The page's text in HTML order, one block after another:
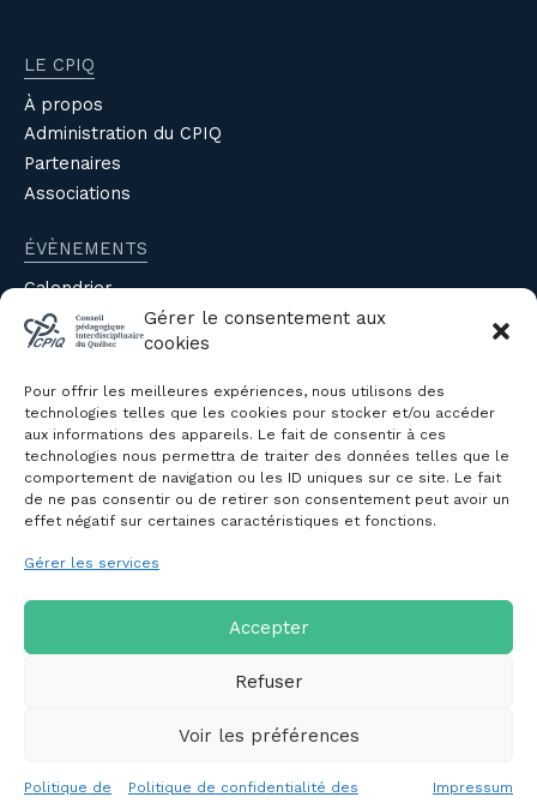
Gérer le consentement aux
cookies
Pour offrir les meilleures expériences, nous utilisons des
technologies telles que les cookies pour stocker et/ou accéder
aux informations des appareils. Le fait de consentir à ces
technologies nous permettra de traiter des données telles que le
comportement de navigation ou les ID uniques sur ce site. Le fait
de ne pas consentir ou de retirer son consentement peut avoir un
effet négatif sur certaines caractéristiques et fonctions.
Gérer les services
Accepter
Refuser
Voir les préférences
Politique de Politique de confidentialité des Impressum
LE CPIQ
À propos
Administration du CPIQ
Partenaires
Associations
ÉVÈNEMENTS
Calendrier
Évènements du CPIQ
Revue
Avis et mémoires
Autres publications
NOUS JOINDRE
Politique de confidentialité des
Politique de cookies (CA)
Copyright © 2026 Conseil pédagogique interdisciplinaire du